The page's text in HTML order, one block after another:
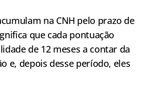
na CNH pelo prazo de
que cada pontuação
de 12 meses a contar da
e, depois desse período, eles